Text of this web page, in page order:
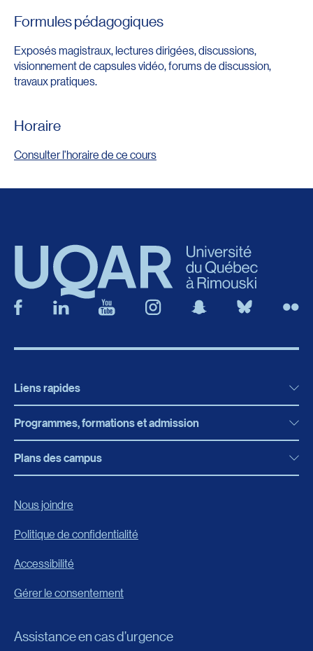
Formules pédagogiques
Exposés magistraux, lectures dirigées, discussions,
visionnement de capsules vidéo, forums de discussion,
travaux pratiques.
Horaire
Consulter l'horaire de ce cours
Liens rapides
Actualités
Bibliothèque
Boutique en ligne
Carrières
Événements
Fondation de l’UQAR
FAQ
Programmes, formations et admission
Programmes, formations et admission
Frais de scolarité
Plans des campus
Nous joindre
Politique de confidentialité
Accessibilité
Gérer le consentement
Assistance en cas d’urgence